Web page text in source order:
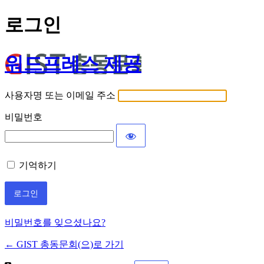
로그인
워드프레스 제공
사용자명 또는 이메일 주소
비밀번호
기억하기
비밀번호를 잊으셨나요?
← GIST 총동문회(으)로 가기